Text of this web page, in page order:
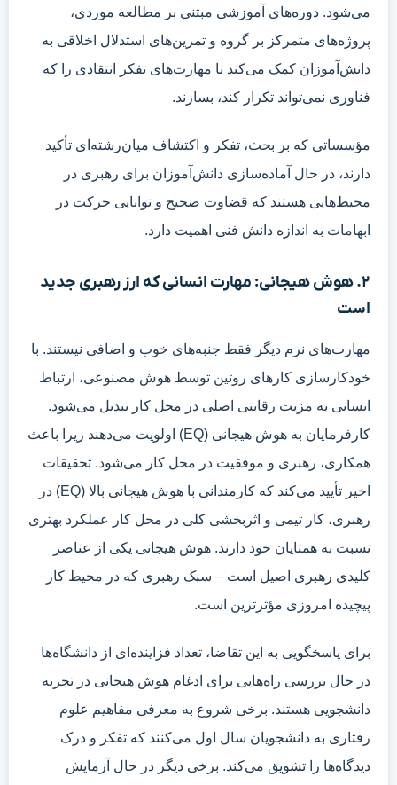
می‌شود. دوره‌های آموزشی مبتنی بر مطالعه موردی،
پروژه‌های متمرکز بر گروه و تمرین‌های استدلال اخلاقی به
دانش‌آموزان کمک می‌کند تا مهارت‌های تفکر انتقادی را که
فناوری نمی‌تواند تکرار کند، بسازند.
مؤسساتی که بر بحث، تفکر و اکتشاف میان‌رشته‌ای تأکید
دارند، در حال آماده‌سازی دانش‌آموزان برای رهبری در
محیط‌هایی هستند که قضاوت صحیح و توانایی حرکت در
ابهامات به اندازه دانش فنی اهمیت دارد.
۲. هوش هیجانی: مهارت انسانی که ارز رهبری جدید
است
مهارت‌های نرم دیگر فقط جنبه‌های خوب و اضافی نیستند. با
خودکارسازی کارهای روتین توسط هوش مصنوعی، ارتباط
انسانی به مزیت رقابتی اصلی در محل کار تبدیل می‌شود.
کارفرمایان به هوش هیجانی (EQ) اولویت می‌دهند زیرا باعث
همکاری، رهبری و موفقیت در محل کار می‌شود. تحقیقات
اخیر تأیید می‌کند که کارمندانی با هوش هیجانی بالا (EQ) در
رهبری، کار تیمی و اثربخشی کلی در محل کار عملکرد بهتری
نسبت به همتایان خود دارند. هوش هیجانی یکی از عناصر
کلیدی رهبری اصیل است – سبک رهبری که در محیط کار
پیچیده امروزی مؤثرترین است.
برای پاسخگویی به این تقاضا، تعداد فزاینده‌ای از دانشگاه‌ها
در حال بررسی راه‌هایی برای ادغام هوش هیجانی در تجربه
دانشجویی هستند. برخی شروع به معرفی مفاهیم علوم
رفتاری به دانشجویان سال اول می‌کنند که تفکر و درک
دیدگاه‌ها را تشویق می‌کند. برخی دیگر در حال آزمایش